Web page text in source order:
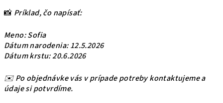
📸 Príklad, čo napísať:
Meno: Sofia
Dátum narodenia: 12.5.2026
Dátum krstu: 20.6.2026
✉️ Po objednávke vás v prípade potreby kontaktujeme a
údaje si potvrdíme.